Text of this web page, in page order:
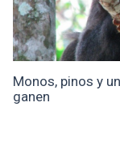
Monos, pinos y
ganen